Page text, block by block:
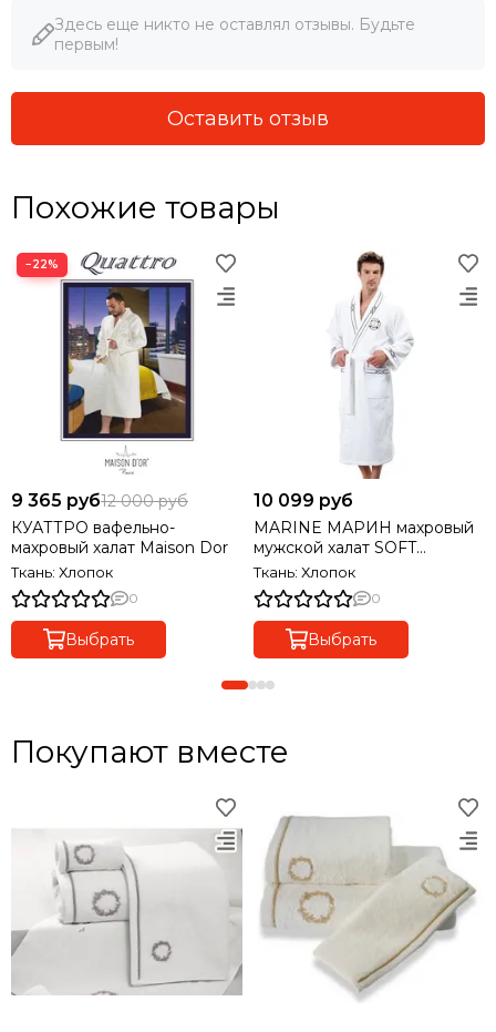
Здесь еще никто не оставлял отзывы. Будьте
первым!
Оставить отзыв
Похожие товары
−22%
9 365 руб12 000 руб
КУАТТРО вафельно-
махровый халат Maison Dor
Ткань: Хлопок
0
Выбрать
10 099 руб
MARINE МАРИН махровый
мужской халат SOFT
COTTON Турция
Ткань: Хлопок
0
Выбрать
Покупают вместе